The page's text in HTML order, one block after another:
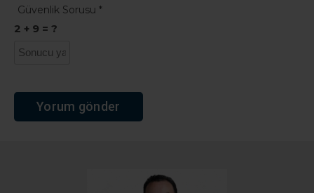
Güvenlik Sorusu *
2 + 9 = ?